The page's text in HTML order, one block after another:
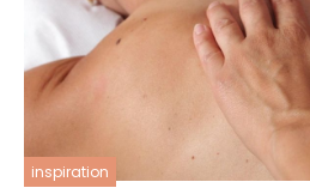
inspiration